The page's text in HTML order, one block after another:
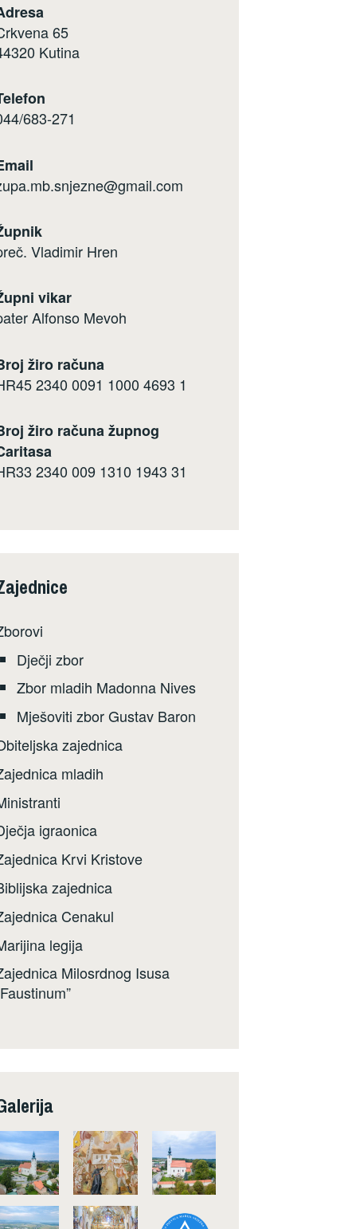
65
Kutina
683-271
Vladimir Hren
vikar
Alfonso Mevoh
žiro računa
2340 0091 1000 4693 1
žiro računa župnog
2340 009 1310 1943 31
Dječji zbor
Zbor mladih Madonna Nives
Mješoviti zbor Gustav Baron
zajednica
mladih
igraonica
Krvi Kristove
zajednica
Cenakul
legija
Milosrdnog Isusa